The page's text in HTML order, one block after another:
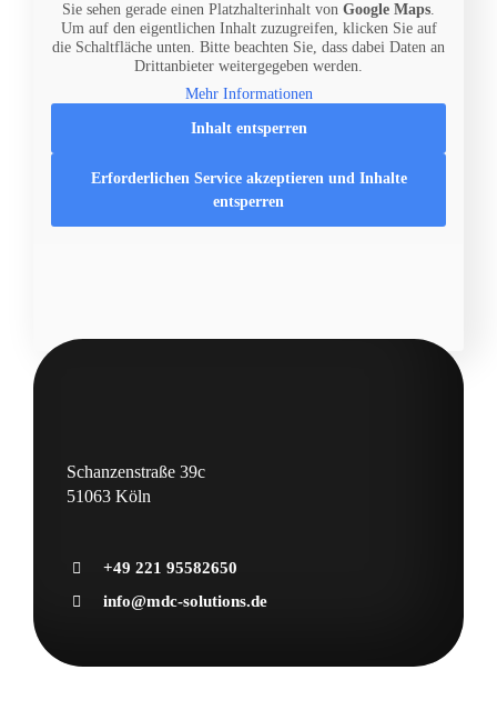
Sie sehen gerade einen Platzhalterinhalt von Google Maps.
Um auf den eigentlichen Inhalt zuzugreifen, klicken Sie auf
die Schaltfläche unten. Bitte beachten Sie, dass dabei Daten an
Drittanbieter weitergegeben werden.
Mehr Informationen
Inhalt entsperren
Erforderlichen Service akzeptieren und Inhalte
entsperren
Schanzenstraße 39c
51063 Köln
+49 221 95582650
info@mdc-solutions.de